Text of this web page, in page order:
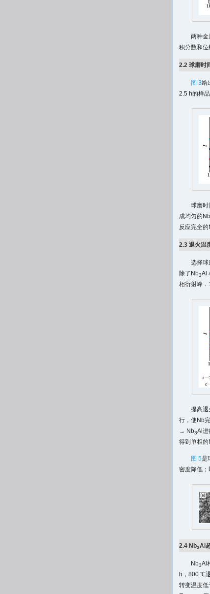
两种金
积分数和
2.2 球磨时
图 3给
2.5 h的样
球磨时
成均匀的
反应完全的
2.3 退火温
选择球
除了Nb3Al
相衍射峰
提高退
行，使Nb
→ Nb3Al进
得到单相的
图 5是
密度降低
2.4 Nb3Al
Nb3Al
h，800 ℃
转变温度